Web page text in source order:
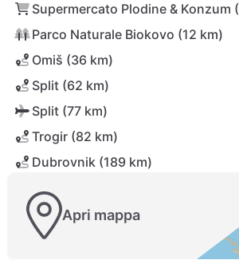
Supermercato Plodine & Konzum
Parco Naturale Biokovo (12 km)
Omiš (36 km)
Split (62 km)
Split (77 km)
Trogir (82 km)
Dubrovnik (189 km)
Apri mappa